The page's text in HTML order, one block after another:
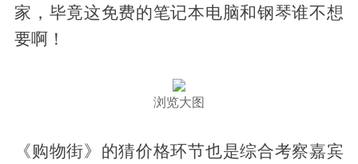
家，毕竟这免费的笔记本电脑和钢琴谁不想
要啊！
浏览大图
《购物街》的猜价格环节也是综合考察嘉宾